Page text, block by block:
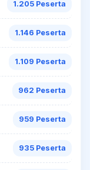
1.205 Peserta
1.146 Peserta
1.109 Peserta
962 Peserta
959 Peserta
935 Peserta